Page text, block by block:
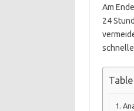
Am
24